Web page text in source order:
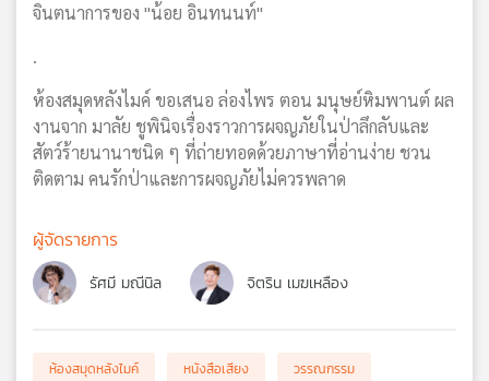
จินตนาการของ "น้อย อินทนนท์"
.
ห้องสมุดหลังไมค์ ขอเสนอ ล่องไพร ตอน มนุษย์หิมพานต์ ผล
งานจาก มาลัย ชูพินิจเรื่องราวการผจญภัยในป่าลึกลับและ
สัตว์ร้ายนานาชนิด ๆ ที่ถ่ายทอดด้วยภาษาที่อ่านง่าย ชวน
ติดตาม คนรักป่าและการผจญภัยไม่ควรพลาด
ผู้จัดรายการ
รัศมี มณีนิล จิตริน เมฆเหลือง
ห้องสมุดหลังไมค์ หนังสือเสียง
วรรณกรรม